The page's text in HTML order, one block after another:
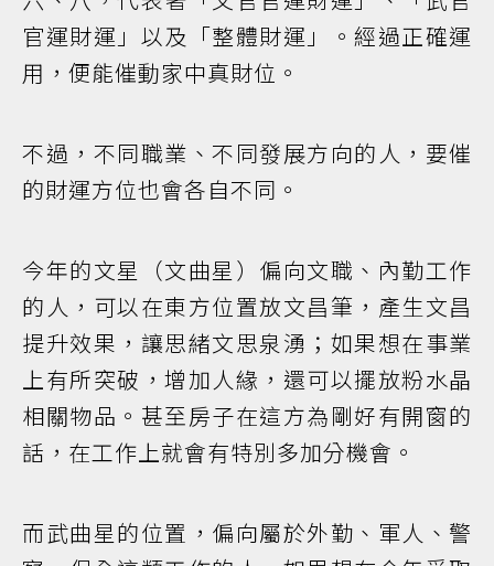
官運財運」以及「整體財運」。經過正確運
用，便能催動家中真財位。
不過，不同職業、不同發展方向的人，要催
的財運方位也會各自不同。
今年的文星（文曲星）偏向文職、內勤工作
的人，可以在東方位置放文昌筆，產生文昌
提升效果，讓思緒文思泉湧；如果想在事業
上有所突破，增加人緣，還可以擺放粉水晶
相關物品。甚至房子在這方為剛好有開窗的
話，在工作上就會有特別多加分機會。
而武曲星的位置，偏向屬於外勤、軍人、警